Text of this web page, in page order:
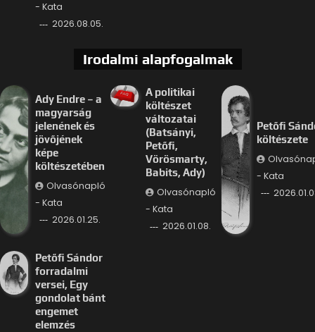
- Kata
2026.08.05.
Irodalmi alapfogalmak
Ady Endre – a
magyarság
jelenének és
jövőjének
képe
költészetében
Olvasónapló
- Kata
2026.01.25.
A politikai
költészet
változatai
(Batsányi,
Petőfi,
Vörösmarty,
Babits, Ady)
Olvasónapló
- Kata
2026.01.08.
Petőfi
költészete
- Kata
Petőfi Sándor
forradalmi
versei, Egy
gondolat bánt
engemet
elemzés